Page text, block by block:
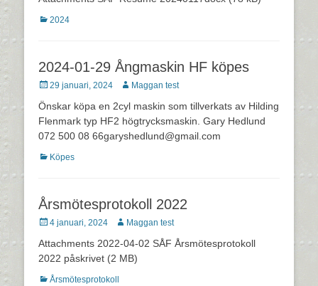
Kategorier
2024
2024-01-29 Ångmaskin HF köpes
Postades
29 januari, 2024 Författare
Maggan test
Önskar köpa en 2cyl maskin som tillverkats av Hilding
Flenmark typ HF2 högtrycksmaskin. Gary Hedlund
072 500 08 66garyshedlund@gmail.com
Kategorier
Köpes
Årsmötesprotokoll 2022
Postades
4 januari, 2024 Författare
Maggan test
Attachments 2022-04-02 SÅF Årsmötesprotokoll
2022 påskrivet (2 MB)
Kategorier
Årsmötesprotokoll